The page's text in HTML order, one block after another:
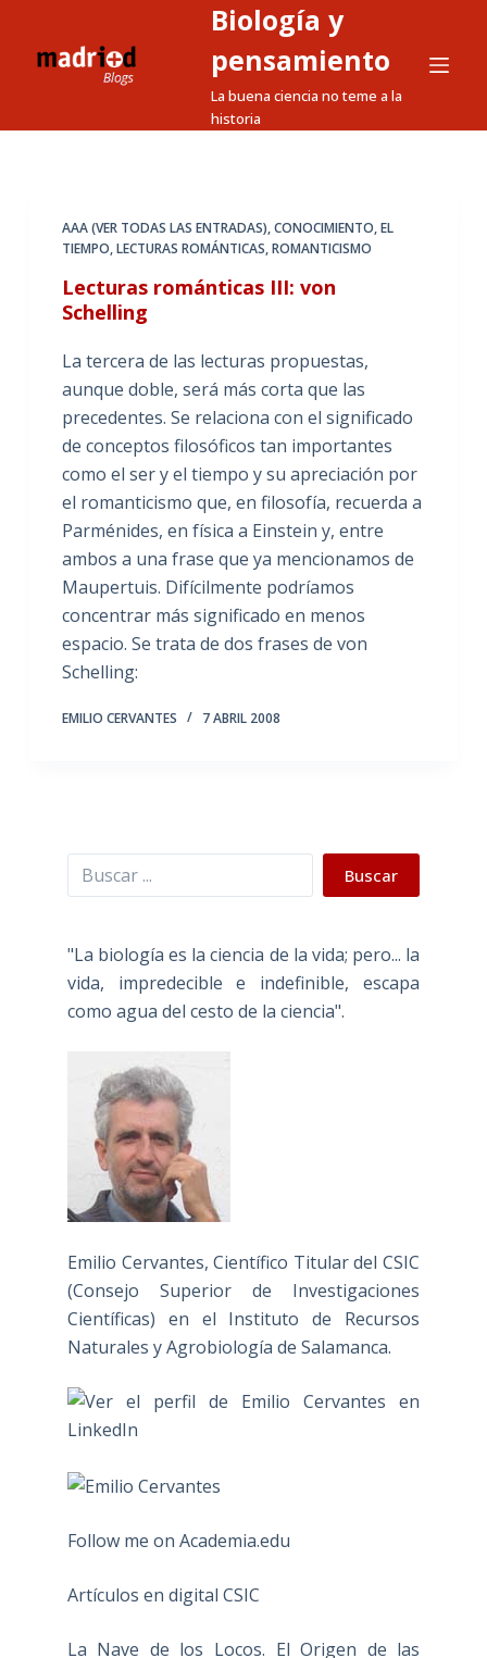
a
Biología y
pensamiento
La buena ciencia no teme a la
historia
AAA (VER TODAS LAS ENTRADAS),CONOCIMIENTO,EL
TIEMPO,LECTURAS ROMÁNTICAS,ROMANTICISMO
Lecturas románticas III: von
Schelling
La tercera de las lecturas propuestas,
aunque doble, será más corta que las
precedentes. Se relaciona con el significado
de conceptos filosóficos tan importantes
como el ser y el tiempo y su apreciación por
el romanticismo que, en filosofía, recuerda a
Parménides, en física a Einstein y, entre
ambos a una frase que ya mencionamos de
Maupertuis. Difícilmente podríamos
concentrar más significado en menos
espacio. Se trata de dos frases de von
Schelling:
EMILIO CERVANTES 7 ABRIL 2008
Buscar Buscar
"La biología es la ciencia de la vida; pero... la
vida, impredecible e indefinible, escapa
como agua del cesto de la ciencia".
Emilio Cervantes, Científico Titular del CSIC
(Consejo Superior de Investigaciones
Científicas) en el Instituto de Recursos
Naturales y Agrobiología de Salamanca.
Follow me on Academia.edu
Artículos en digital CSIC
La Nave de los Locos. El Origen de las